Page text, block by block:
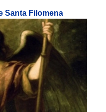
Santa Filomena